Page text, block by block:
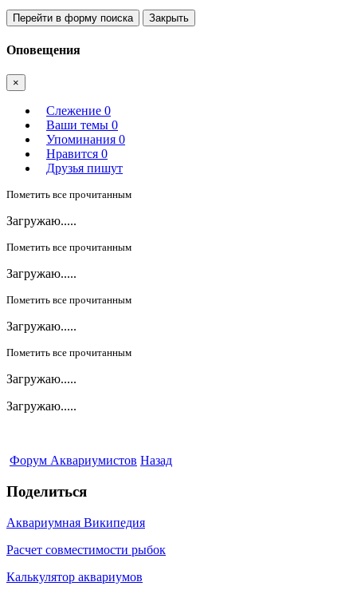
Перейти в форму поиска Закрыть
Оповещения
×
Слежение 0
Ваши темы 0
Упоминания 0
Нравится 0
Друзья пишут
Пометить все прочитанным
Загружаю.....
Пометить все прочитанным
Загружаю.....
Пометить все прочитанным
Загружаю.....
Пометить все прочитанным
Загружаю.....
Загружаю.....
Форум Аквариумистов Назад
Поделиться
Аквариумная Википедия
Расчет совместимости рыбок
Калькулятор аквариумов